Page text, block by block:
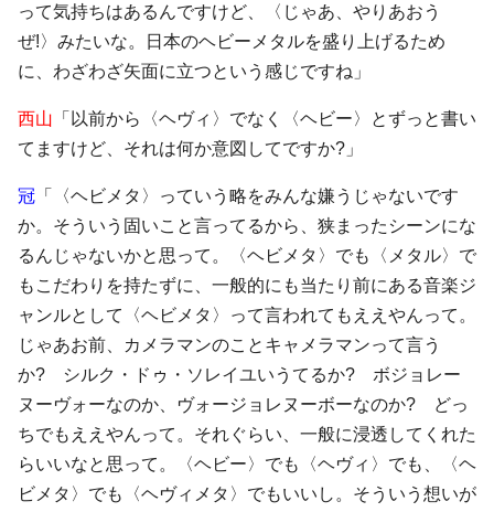
って気持ちはあるんですけど、〈じゃあ、やりあおう
ぜ!〉みたいな。日本のヘビーメタルを盛り上げるため
に、わざわざ矢面に立つという感じですね」
西山 「以前から〈ヘヴィ〉でなく〈ヘビー〉とずっと書い
てますけど、それは何か意図してですか?」
冠 「〈ヘビメタ〉っていう略をみんな嫌うじゃないです
か。そういう固いこと言ってるから、狭まったシーンにな
るんじゃないかと思って。〈ヘビメタ〉でも〈メタル〉で
もこだわりを持たずに、一般的にも当たり前にある音楽ジ
ャンルとして〈ヘビメタ〉って言われてもええやんって。
じゃあお前、カメラマンのことキャメラマンって言う
か? シルク・ドゥ・ソレイユいうてるか? ボジョレー
ヌーヴォーなのか、ヴォージョレヌーボーなのか? どっ
ちでもええやんって。それぐらい、一般に浸透してくれた
らいいなと思って。〈ヘビー〉でも〈ヘヴィ〉でも、〈ヘ
ビメタ〉でも〈ヘヴィメタ〉でもいいし。そういう想いが